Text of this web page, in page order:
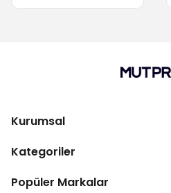
Kurumsal
Kategoriler
Popüler Markalar